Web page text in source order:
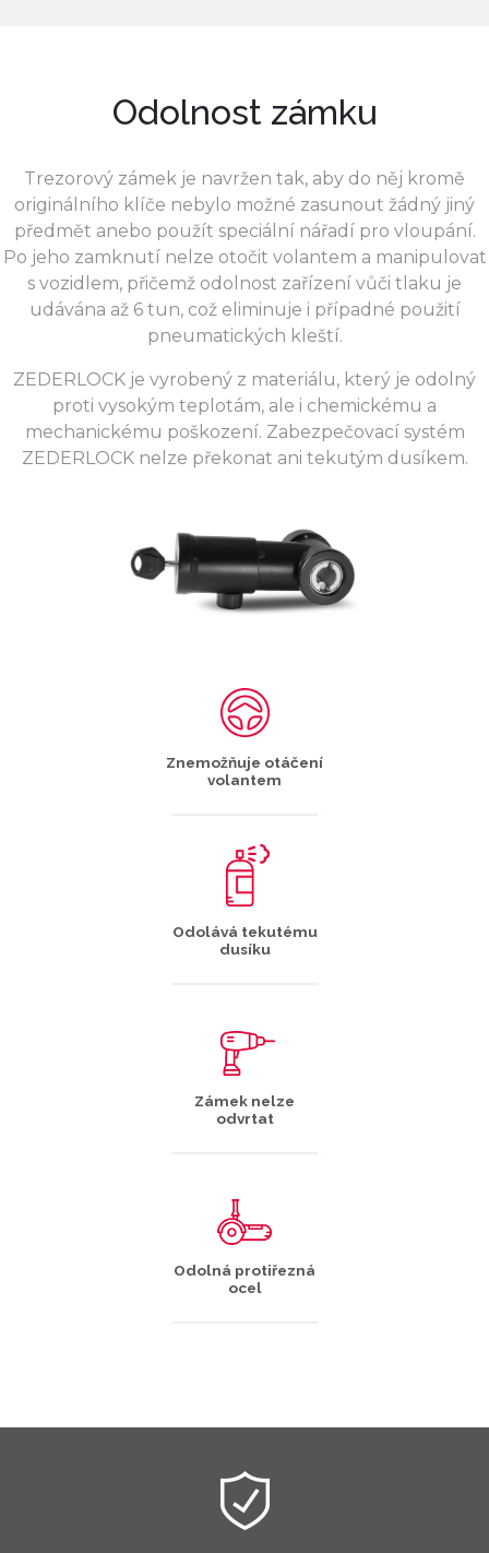
Odolnost zámku
Trezorový zámek je navržen tak, aby do něj kromě
originálního klíče nebylo možné zasunout žádný jiný
předmět anebo použít speciální nářadí pro vloupání.
Po jeho zamknutí nelze otočit volantem a manipulovat
s vozidlem, přičemž odolnost zařízení vůči tlaku je
udávána až 6 tun, což eliminuje i případné použití
pneumatických kleští.
ZEDERLOCK je vyrobený z materiálu, který je odolný
proti vysokým teplotám, ale i chemickému a
mechanickému poškození. Zabezpečovací systém
ZEDERLOCK nelze překonat ani tekutým dusíkem.
Znemožňuje otáčení
volantem
Odolává tekutému
dusíku
Zámek nelze
odvrtat
Odolná protiřezná
ocel